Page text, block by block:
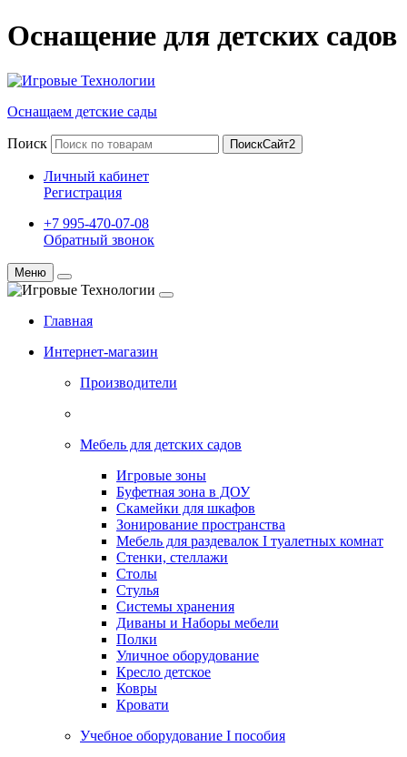
Оснащение для детских садов
Оснащаем детские сады
Поиск ПоискСайт2
Личный кабинет
Регистрация
+7 995-470-07-08
Обратный звонок
Меню
Главная
Интернет-магазин
Производители
Мебель для детских садов
Игровые зоны
Буфетная зона в ДОУ
Скамейки для шкафов
Зонирование пространства
Мебель для раздевалок I туалетных комнат
Стенки, стеллажи
Столы
Стулья
Системы хранения
Диваны и Наборы мебели
Полки
Уличное оборудование
Кресло детское
Ковры
Кровати
Учебное оборудование I пособия